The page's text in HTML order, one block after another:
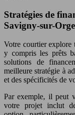
Stratégies de
Savigny-sur-Orge
Votre courtier explore
y compris les prêts
solutions de
meilleure stratégie à
et des spécificités de
Par exemple, il peut
votre projet inclut